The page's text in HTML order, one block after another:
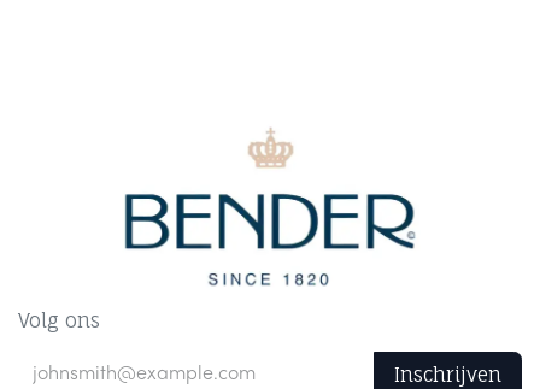
Volg ons
Inschrijven